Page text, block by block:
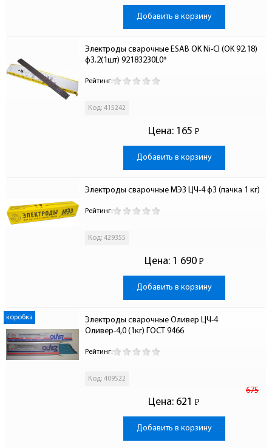
Добавить в корзину
Электроды сварочные ESAB OK Ni-Cl (OK 92.18)
ф3.2(1шт) 92183230L0*
Рейтинг:
Код: 415242
Цена: 165 Р
-
Добавить в корзину
Электроды сварочные МЭЗ ЦЧ-4 ф3 (пачка 1 кг)
Рейтинг:
Код: 429355
Цена: 1 690 Р
-
Добавить в корзину
коробка
Электроды сварочные Оливер ЦЧ-4
Оливер-4,0 (1кг) ГОСТ 9466
Рейтинг:
Код: 409522
Цена:
675
621 Р
-
Добавить в корзину